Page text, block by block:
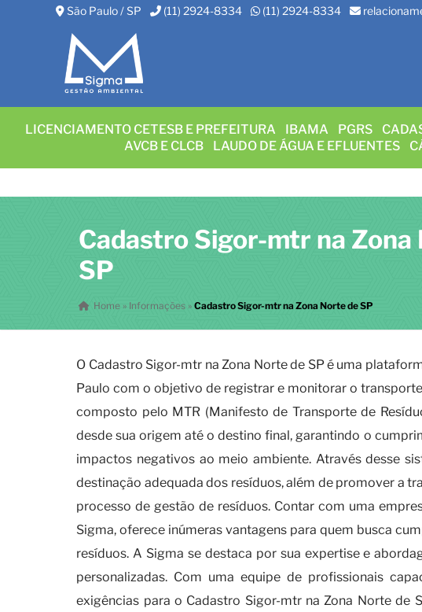
São Paulo / SP (11) 2924-8334 (11) 2924-8334
LICENCIAMENTO CETESB E PREFEITURA IBAMA PGRS
AVCB E CLCB
LAUDO DE ÁGUA E EFLUENTES
Cadastro Sigor-mtr na Zona
SP
Home » Informações »Cadastro Sigor-mtr na Zona Norte de SP
O Cadastro Sigor-mtr na Zona Norte de SP é uma
Paulo com o objetivo de registrar e monitorar o
composto pelo MTR (Manifesto de Transporte de
desde sua origem até o destino final, garantindo o
impactos negativos ao meio ambiente. Através desse
destinação adequada dos resíduos, além de promover a
processo de gestão de resíduos. Contar com uma
Sigma, oferece inúmeras vantagens para quem busca
resíduos. A Sigma se destaca por sua expertise e
personalizadas. Com uma equipe de profissionais
exigências para o Cadastro Sigor-mtr na Zona Norte de